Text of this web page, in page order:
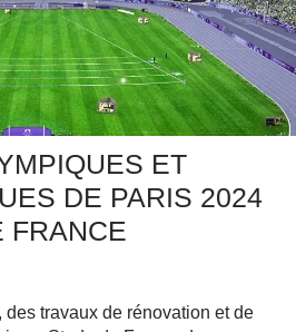
ET
DE PARIS 2024
FRANCE
des travaux de rénovation et de